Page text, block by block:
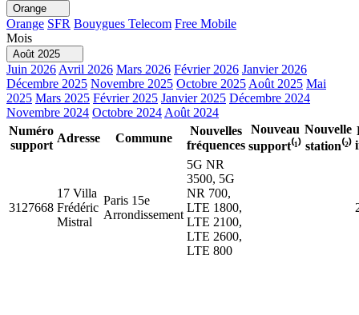
Orange
Orange SFR Bouygues Telecom Free Mobile
Mois
Août 2025
Juin 2026 Avril 2026 Mars 2026 Février 2026 Janvier 2026
Décembre 2025 Novembre 2025 Octobre 2025 Août 2025 Mai
2025 Mars 2025 Février 2025 Janvier 2025 Décembre 2024
Novembre 2024 Octobre 2024 Août 2024
Numéro
support
Adresse Commune
Nouvelles
fréquences
Nouveau
support⁽¹⁾
Nouvelle
station⁽²⁾
3127668
17 Villa
Frédéric
Mistral
Paris 15e
Arrondissement
5G NR
3500, 5G
NR 700,
LTE 1800,
LTE 2100,
LTE 2600,
LTE 800